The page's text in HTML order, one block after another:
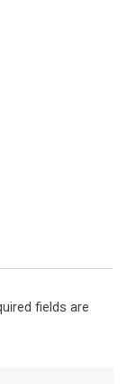
fields are